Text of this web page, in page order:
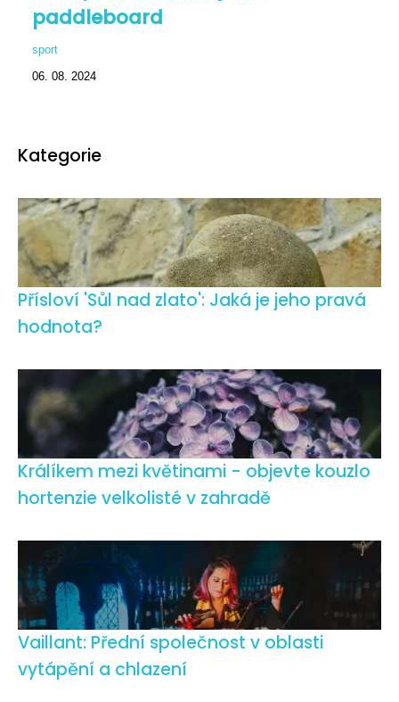
paddleboard
sport
06. 08. 2024
Kategorie
Přísloví 'Sůl nad zlato': Jaká je jeho pravá
hodnota?
Králíkem mezi květinami - objevte kouzlo
hortenzie velkolisté v zahradě
Vaillant: Přední společnost v oblasti
vytápění a chlazení